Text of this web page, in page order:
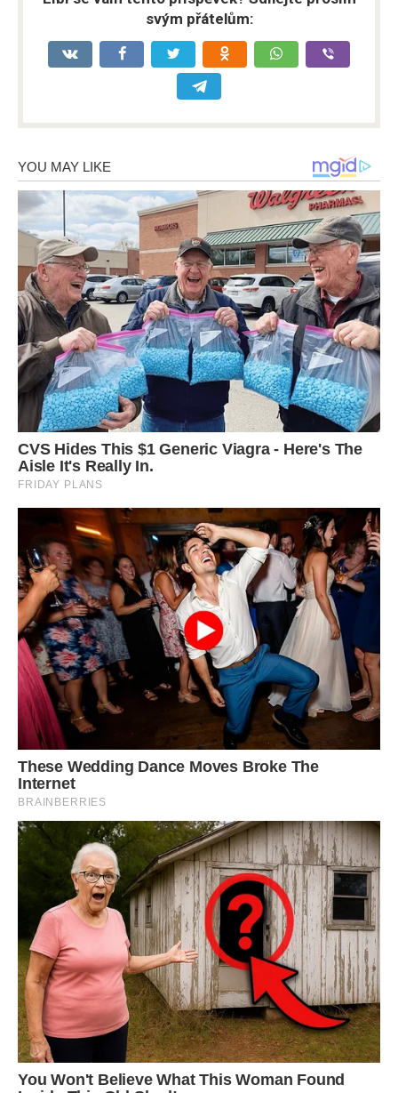
svým přátelům: